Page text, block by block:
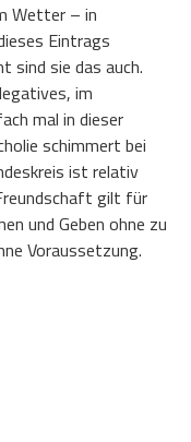
Wetter – in
Eintrags
sind sie das auch.
im
mal in dieser
schimmert bei
ist relativ
gilt für
und Geben ohne zu
Voraussetzung.